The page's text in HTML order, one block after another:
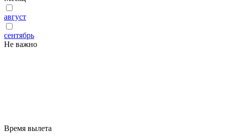
август
сентябрь
Не важно
Время вылета